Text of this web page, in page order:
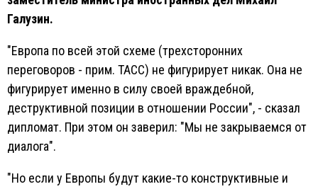
Галузин.
"Европа по всей этой схеме (трехсторонних
переговоров - прим. ТАСС) не фигурирует никак. Она не
фигурирует именно в силу своей враждебной,
деструктивной позиции в отношении России", - сказал
дипломат. При этом он заверил: "Мы не закрываемся от
диалога".
"Но если у Европы будут какие-то конструктивные и